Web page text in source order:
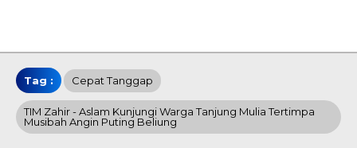
Tag : Cepat Tanggap
TIM Zahir - Aslam Kunjungi Warga Tanjung Mulia Tertimpa
Musibah Angin Puting Beliung